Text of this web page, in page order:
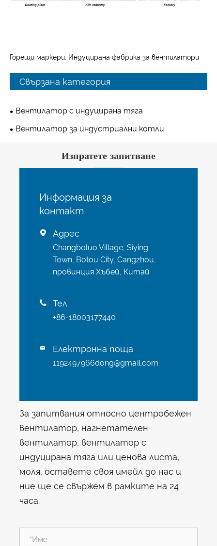
Горещи маркери: Индуцирана фабрика за вентилатори
Свързана категория
Вентилатор с индуцирана тяга
Вентилатор за индустриални котли
Изпратете запитване
Информация за
контакт
 Адрес
Changboluo Village, Siying
Town, Botou City, Cangzhou,
провинция Хъбей, Китай
 Тел
+86-18003177440
 Електронна поща
1192497966dong@gmail.com
За запитвания относно центробежен
вентилатор, нагнетателен
вентилатор, вентилатор с
индуцирана тяга или ценова листа,
моля, оставете своя имейл до нас и
ние ще се свържем в рамките на 24
часа.